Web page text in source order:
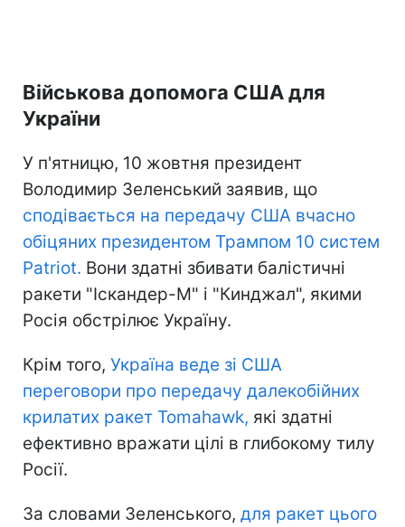
Військова допомога США для
України
У п'ятницю, 10 жовтня президент
Володимир Зеленський заявив, що
сподівається на передачу США вчасно
обіцяних президентом Трампом 10 систем
Patriot. Вони здатні збивати балістичні
ракети "Іскандер-М" і "Кинджал", якими
Росія обстрілює Україну.
Крім того, Україна веде зі США
переговори про передачу далекобійних
крилатих ракет Tomahawk, які здатні
ефективно вражати цілі в глибокому тилу
Росії.
За словами Зеленського, для ракет цього